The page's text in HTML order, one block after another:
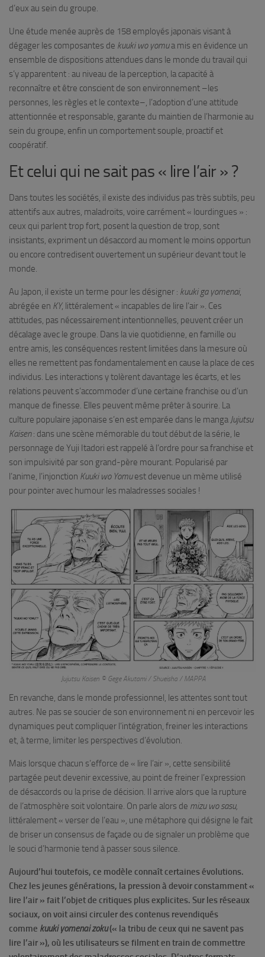
d’eux au sein du groupe.
Une étude menée auprès de 158 employés japonais visant à
dégager les composantes de kuuki wo yomua mis en évidence un
ensemble de dispositions attendues dans le monde du travail qui
s’y apparentent : au niveau de la perception, la capacité à
reconnaître et être conscient de son environnement –les
personnes, les règles et le contexte–, l’adoption d’une attitude
attentionnée et responsable, garante du maintien de l’harmonie au
sein du groupe, enfin un comportement souple, proactif et
coopératif.
Et celui qui ne sait pas « lire l’air » ?
Dans toutes les sociétés, il existe des individus pas très subtils, peu
attentifs aux autres, maladroits, voire carrément « lourdingues » :
ceux qui parlent trop fort, posent la question de trop, sont
insistants, expriment un désaccord au moment le moins opportun
ou encore contredisent ouvertement un supérieur devant tout le
monde.
Au Japon, il existe un terme pour les désigner : kuuki ga yomenai,
abrégée en KY, littéralement « incapables de lire l’air ». Ces
attitudes, pas nécessairement intentionnelles, peuvent créer un
décalage avec le groupe. Dans la vie quotidienne, en famille ou
entre amis, les conséquences restent limitées dans la mesure où
elles ne remettent pas fondamentalement en cause la place de ces
individus. Les interactions y tolèrent davantage les écarts, et les
relations peuvent s’accommoder d’une certaine franchise ou d’un
manque de finesse. Elles peuvent même prêter à sourire. La
culture populaire japonaise s’en est emparée dans le manga Jujutsu
Kaisen: dans une scène mémorable du tout début de la série, le
personnage de Yuji Itadori est rappelé à l’ordre pour sa franchise et
son impulsivité par son grand-père mourant. Popularisé par
l’anime, l’injonction Kuuki wo Yomuest devenue un mème utilisé
pour pointer avec humour les maladresses sociales !
Jujutsu Kaisen © Gege Akutami / Shueisha / MAPPA
En revanche, dans le monde professionnel, les attentes sont tout
autres. Ne pas se soucier de son environnement ni en percevoir les
dynamiques peut compliquer l’intégration, freiner les interactions
et, à terme, limiter les perspectives d’évolution.
Mais lorsque chacun s’efforce de « lire l’air », cette sensibilité
partagée peut devenir excessive, au point de freiner l’expression
de désaccords ou la prise de décision. Il arrive alors que la rupture
de l’atmosphère soit volontaire. On parle alors de mizu wo sasu,
littéralement « verser de l’eau », une métaphore qui désigne le fait
de briser un consensus de façade ou de signaler un problème que
le souci d’harmonie tend à passer sous silence.
Aujourd’hui toutefois, ce modèle connaît certaines évolutions.
Chez les jeunes générations, la pression à devoir constamment «
lire l’air » fait l’objet de critiques plus explicites. Sur les réseaux
sociaux, on voit ainsi circuler des contenus revendiqués
comme kuuki yomenai zoku(« la tribu de ceux qui ne savent pas
lire l’air »), où les utilisateurs se filment en train de commettre